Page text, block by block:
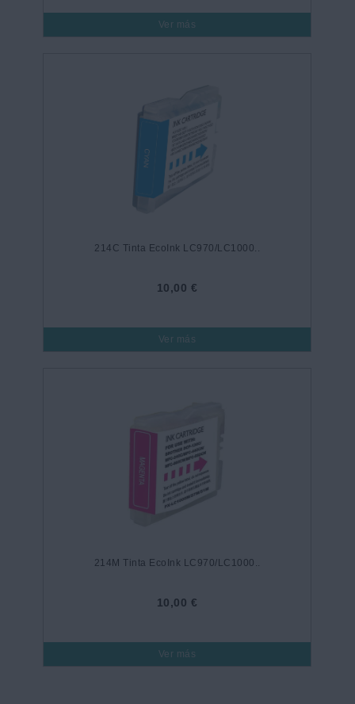
Ver más
214C Tinta EcoInk LC970/LC1000..
10,00 €
Ver más
214M Tinta EcoInk LC970/LC1000..
10,00 €
Ver más